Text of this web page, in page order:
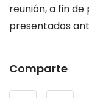
reunión, a fin
presentados
Comparte